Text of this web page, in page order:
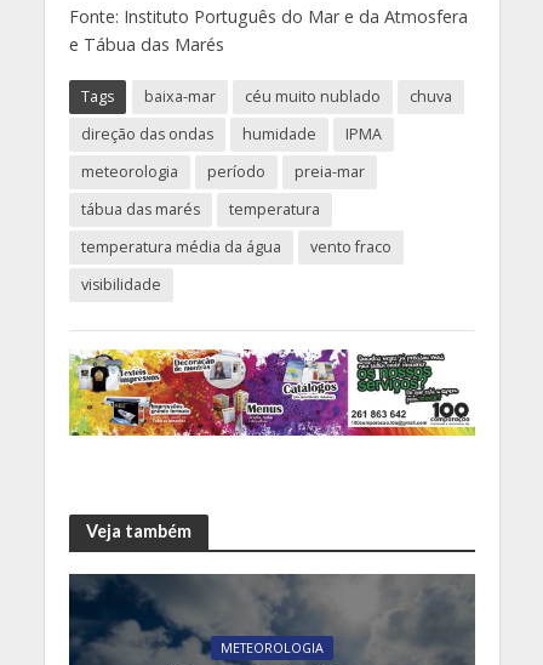
Fonte: Instituto Português do Mar e da Atmosfera
e Tábua das Marés
Tags baixa-mar céu muito nublado
chuva
direção das ondas
humidade
IPMA
meteorologia
período
preia-mar
tábua das marés
temperatura
temperatura média da água
vento fraco
visibilidade
Veja também
METEOROLOGIA